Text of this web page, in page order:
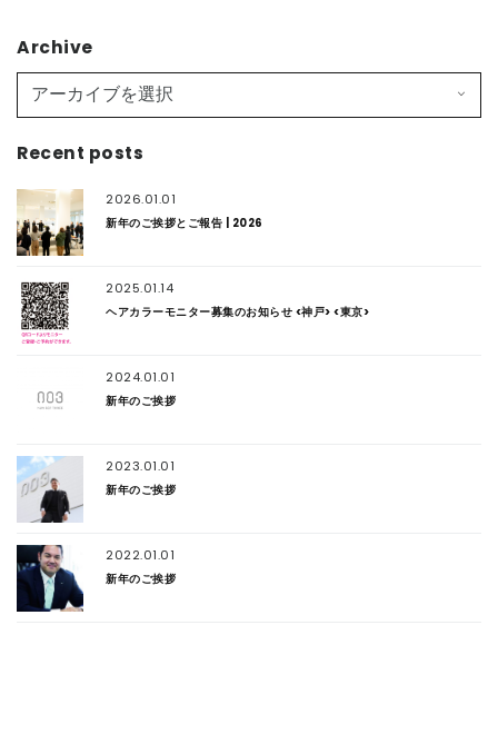
Archive
Recent posts
2026.01.01
新年のご挨拶とご報告 | 2026
2025.01.14
ヘアカラーモニター募集のお知らせ <神戸> <東京>
2024.01.01
新年のご挨拶
2023.01.01
新年のご挨拶
2022.01.01
新年のご挨拶